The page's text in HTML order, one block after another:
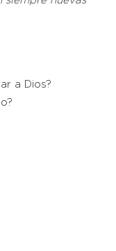
a Dios?